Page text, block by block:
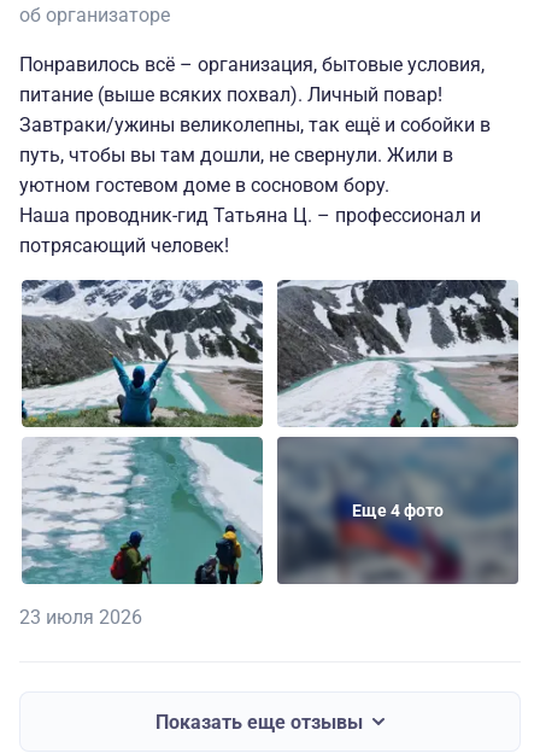
об организаторе
Понравилось всё – организация, бытовые условия,
питание (выше всяких похвал). Личный повар!
Завтраки/ужины великолепны, так ещё и собойки в
путь, чтобы вы там дошли, не свернули. Жили в
уютном гостевом доме в сосновом бору.
Наша проводник-гид Татьяна Ц. – профессионал и
потрясающий человек!
Еще 4 фото
23 июля 2026
Показать еще отзывы